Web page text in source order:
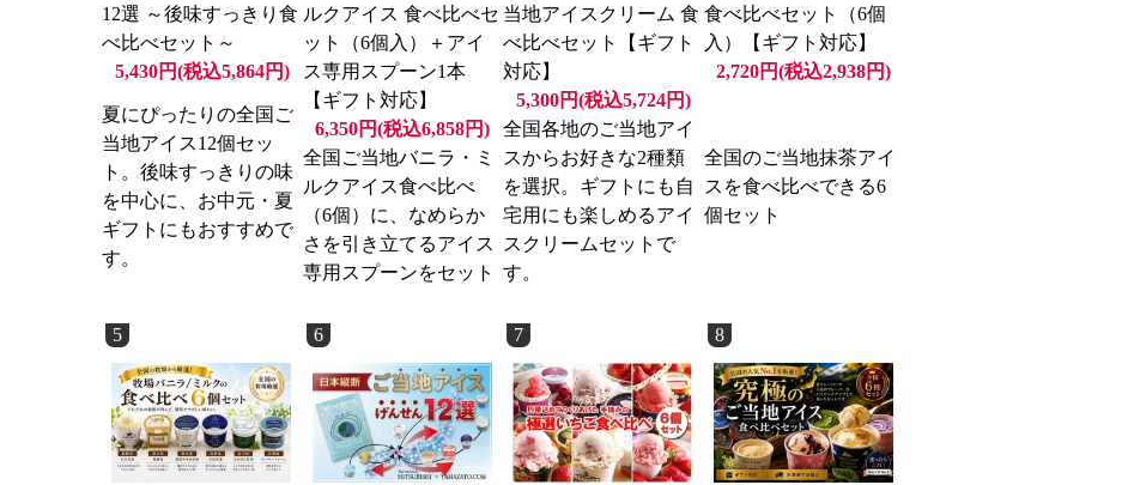
12選 ～後味すっきり食
べ比べセット～
5,430円(税込5,864円)
夏にぴったりの全国ご
当地アイス12個セッ
ト。後味すっきりの味
を中心に、お中元・夏
ギフトにもおすすめで
す。
ルクアイス 食べ比べセ
ット（6個入）＋アイ
ス専用スプーン1本
【ギフト対応】
6,350円(税込6,858円)
全国ご当地バニラ・ミ
ルクアイス食べ比べ
（6個）に、なめらか
さを引き立てるアイス
専用スプーンをセット
当地アイスクリーム 食
べ比べセット【ギフト
対応】
5,300円(税込5,724円)
全国各地のご当地アイ
スからお好きな2種類
を選択。ギフトにも自
宅用にも楽しめるアイ
スクリームセットで
す。
食べ比べセット（6個
入）【ギフト対応】
2,720円(税込2,938円)
全国のご当地抹茶アイ
スを食べ比べできる6
個セット
5 6 7 8